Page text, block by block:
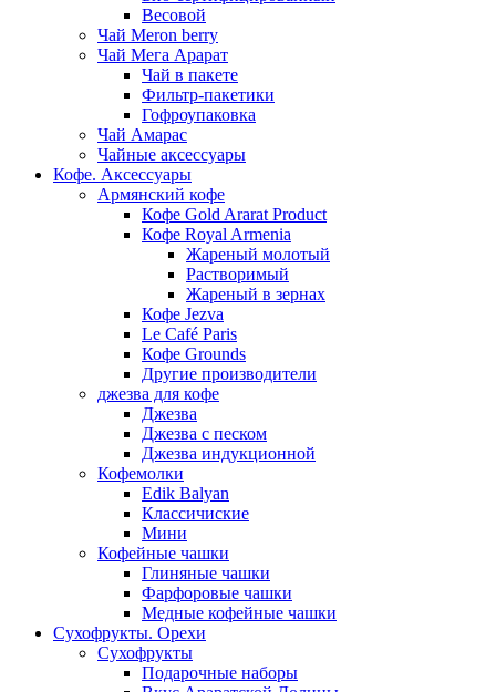
Весовой
Чай Meron berry
Чай Мега Арарат
Чай в пакете
Фильтр-пакетики
Гофроупаковка
Чай Амарас
Чайные аксессуары
Кофе. Аксессуары
Армянский кофе
Кофе Gold Ararat Product
Кофе Royal Armenia
Жареный молотый
Растворимый
Жареный в зернах
Кофе Jezva
Le Café Paris
Кофе Grounds
Другие производители
джезва для кофе
Джезва
Джезва с песком
Джезва индукционной
Кофемолки
Edik Balyan
Классичиские
Мини
Кофейные чашки
Глиняные чашки
Фарфоровые чашки
Медные кофейные чашки
Сухофрукты. Орехи
Сухофрукты
Подарочные наборы